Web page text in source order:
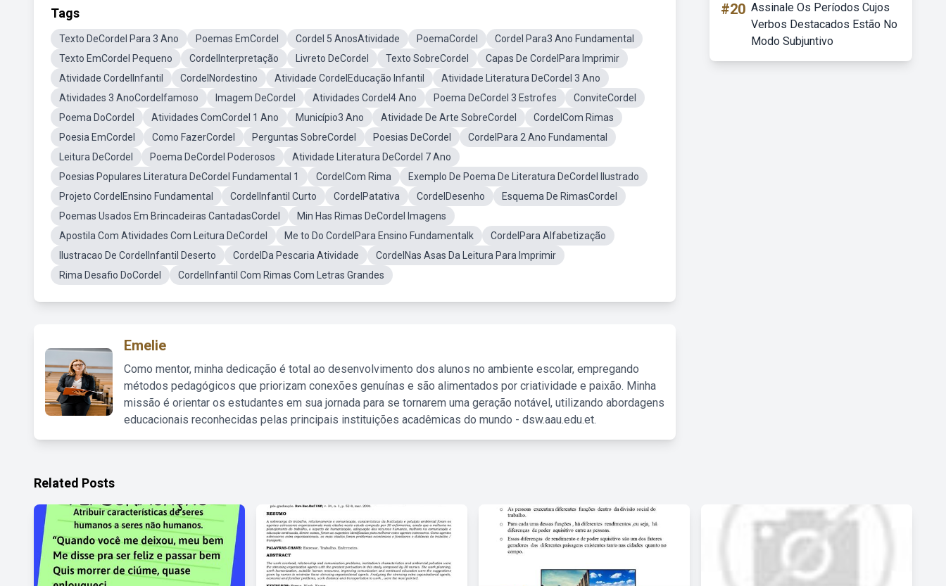
Tags
Texto DeCordel Para 3 Ano Poemas EmCordel Cordel 5 AnosAtividade PoemaCordel
Cordel Para3 Ano Fundamental
Texto EmCordel Pequeno
CordelInterpretação Livreto DeCordel Texto SobreCordel
Capas De CordelPara Imprimir
Atividade CordelInfantil
CordelNordestino Atividade CordelEducação Infantil
Atividade Literatura DeCordel 3 Ano
Atividades 3 AnoCordelfamoso
Imagem DeCordel Atividades Cordel4 Ano Poema DeCordel 3 Estrofes
ConviteCordel
Poema DoCordel
Atividades ComCordel 1 Ano Município3 Ano Atividade De Arte SobreCordel
CordelCom Rimas
Poesia EmCordel
Como FazerCordel Perguntas SobreCordel Poesias DeCordel
CordelPara 2 Ano Fundamental
Leitura DeCordel
Poema DeCordel Poderosos
Atividade Literatura DeCordel 7 Ano
Poesias Populares Literatura DeCordel Fundamental 1
CordelCom Rima
Exemplo De Poema De Literatura DeCordel Ilustrado
Projeto CordelEnsino Fundamental
CordelInfantil Curto CordelPatativa CordelDesenho
Esquema De RimasCordel
Poemas Usados Em Brincadeiras CantadasCordel
Min Has Rimas DeCordel Imagens
Apostila Com Atividades Com Leitura DeCordel
Me to Do CordelPara Ensino Fundamentalk
CordelPara Alfabetização
Ilustracao De CordelInfantil Deserto
CordelDa Pescaria Atividade
CordelNas Asas Da Leitura Para Imprimir
Rima Desafio DoCordel
CordelInfantil Com Rimas Com Letras Grandes
Emelie
Como mentor, minha dedicação é total ao desenvolvimento dos alunos no ambiente escolar, empregando
métodos pedagógicos que priorizam conexões genuínas e são alimentados por criatividade e paixão. Minha
missão é orientar os estudantes em sua jornada para se tornarem uma geração notável, utilizando abordagens
educacionais reconhecidas pelas principais instituições acadêmicas do mundo - dsw.aau.edu.et.
#20 Assinale Os Períodos Cujos
Verbos Destacados Estão No
Modo Subjuntivo
Related Posts